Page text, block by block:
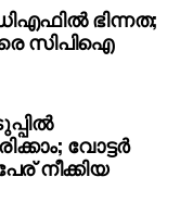
ഭിന്നത;
സിപിഐ
വോട്ടര്‍
നീക്കിയ